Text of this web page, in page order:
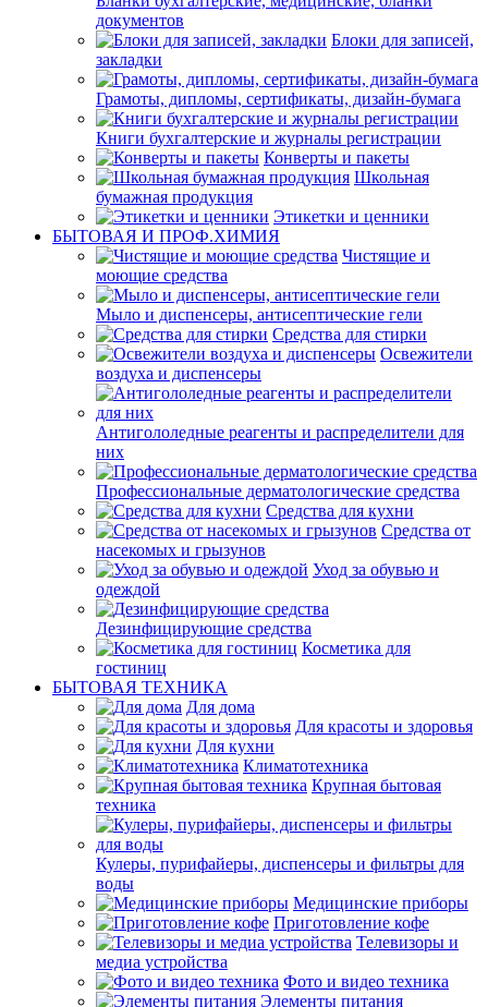
документов
Блоки для записей,
закладки
Грамоты, дипломы, сертификаты, дизайн-бумага
Книги бухгалтерские и журналы регистрации
Конверты и пакеты
Школьная
бумажная продукция
Этикетки и ценники
БЫТОВАЯ И ПРОФ.ХИМИЯ
Чистящие и
моющие средства
Мыло и диспенсеры, антисептические гели
Средства для стирки
Освежители
воздуха и диспенсеры
Антигололедные реагенты и распределители для
них
Профессиональные дерматологические средства
Средства для кухни
Средства от
насекомых и грызунов
Уход за обувью и
одеждой
Дезинфицирующие средства
Косметика для
гостиниц
БЫТОВАЯ ТЕХНИКА
Для дома
Для красоты и здоровья
Для кухни
Климатотехника
Крупная бытовая
техника
Кулеры, пурифайеры, диспенсеры и фильтры для
воды
Медицинские приборы
Приготовление кофе
Телевизоры и
медиа устройства
Фото и видео техника
Элементы питания